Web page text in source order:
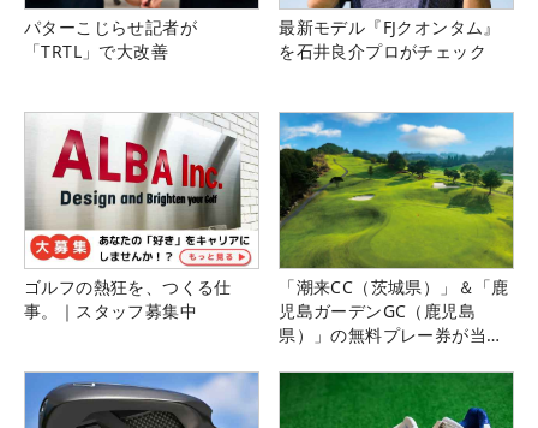
パターこじらせ記者が
「TRTL」で大改善
最新モデル『FJクオンタム』
を石井良介プロがチェック
ゴルフの熱狂を、つくる仕
事。｜スタッフ募集中
「潮来CC（茨城県）」＆「鹿
児島ガーデンGC（鹿児島
県）」の無料プレー券が当た